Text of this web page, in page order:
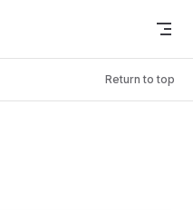
Return to top